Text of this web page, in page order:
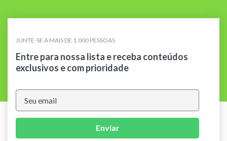
JUNTE-SE A MAIS DE 1.000 PESSOAS
Entre para nossa lista e receba conteúdos
exclusivos e com prioridade
Enviar